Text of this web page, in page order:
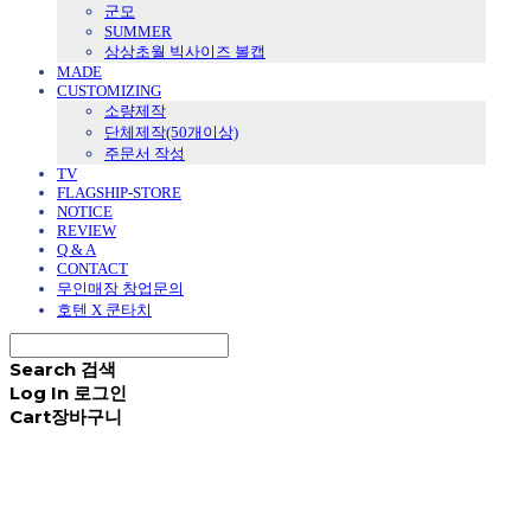
군모
SUMMER
상상초월 빅사이즈 볼캡
MADE
CUSTOMIZING
소량제작
단체제작(50개이상)
주문서 작성
TV
FLAGSHIP-STORE
NOTICE
REVIEW
Q & A
CONTACT
무인매장 창업문의
호텐 X 쿤타치
Search 검색
Log In 로그인
Cart장바구니